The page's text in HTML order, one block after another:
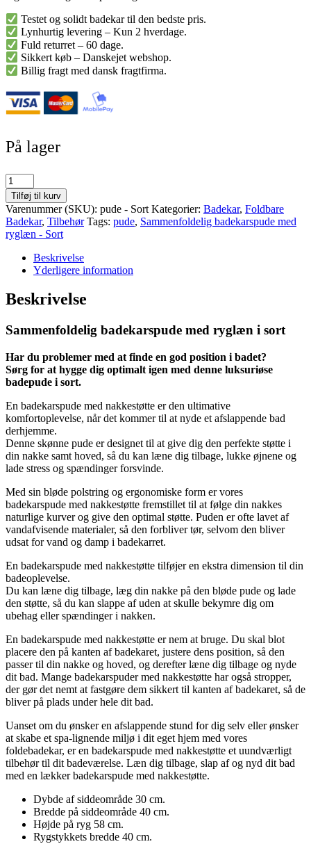
Testet og solidt badekar til den bedste pris.
Lynhurtig levering – Kun 2 hverdage.
Fuld returret – 60 dage.
Sikkert køb – Danskejet webshop.
Billig fragt med dansk fragtfirma.
På lager
Sammenfoldelig
badekarspude
med
ryglæn
-
sort
antal
Tilføj til kurv
Varenummer (SKU): pude - Sort Kategorier: Badekar, Foldbare
Badekar, Tilbehør Tags: pude, Sammenfoldelig badekarspude med
ryglæn - Sort
Beskrivelse
Yderligere information
Beskrivelse
Sammenfoldelig badekarspude med ryglæn i sort
Har du problemer med at finde en god position i badet?
Sørg for at hygge dig optimalt igen med denne luksuriøse
badepude i sort.
En badekarspude med nakkestøtte er den ultimative
komfortoplevelse, når det kommer til at nyde et afslappende bad
derhjemme.
Denne skønne pude er designet til at give dig den perfekte støtte i
din nakke samt hoved, så du kan læne dig tilbage, lukke øjnene og
lade stress og spændinger forsvinde.
Med sin bløde polstring og ergonomiske form er vores
badekarspude med nakkestøtte fremstillet til at følge din nakkes
naturlige kurver og give den optimal støtte. Puden er ofte lavet af
vandafvisende materialer, så den forbliver tør, selvom den bliver
udsat for vand og damp i badekarret.
En badekarspude med nakkestøtte tilføjer en ekstra dimension til din
badeoplevelse.
Du kan læne dig tilbage, læg din nakke på den bløde pude og lade
den støtte, så du kan slappe af uden at skulle bekymre dig om
ubehag eller spændinger i nakken.
En badekarspude med nakkestøtte er nem at bruge. Du skal blot
placere den på kanten af badekaret, justere dens position, så den
passer til din nakke og hoved, og derefter læne dig tilbage og nyde
dit bad. Mange badekarspuder med nakkestøtte har også stropper,
der gør det nemt at fastgøre dem sikkert til kanten af badekaret, så de
bliver på plads under hele dit bad.
Uanset om du ønsker en afslappende stund for dig selv eller ønsker
at skabe et spa-lignende miljø i dit eget hjem med vores
foldebadekar, er en badekarspude med nakkestøtte et uundværligt
tilbehør til dit badeværelse. Læn dig tilbage, slap af og nyd dit bad
med en lækker badekarspude med nakkestøtte.
Dybde af siddeområde 30 cm.
Bredde på siddeområde 40 cm.
Højde på ryg 58 cm.
Rygstykkets bredde 40 cm.